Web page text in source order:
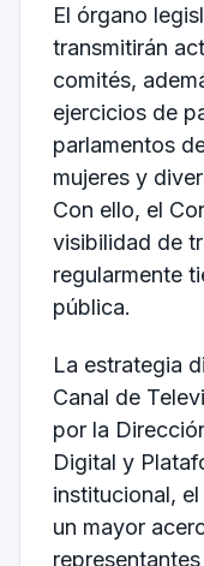
El órgano
transmitirán
comités,
ejercicios de
parlamentos
mujeres y
Con ello, el
visibilidad de
regularmente
pública.
La estrategia
Canal de
por la
Digital y
institucional,
un mayor